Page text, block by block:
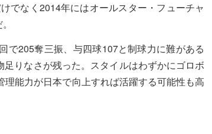
でなく2014年にはオールスター・フューチャ
で205奪三振、与四球107と制球力に難がある
りなさが残った。スタイルはわずかにゴロボ
能力が日本で向上すれば活躍する可能性も高